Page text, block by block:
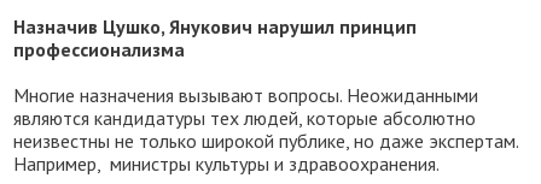
Назначив Цушко, Янукович нарушил принцип
профессионализма
Многие назначения вызывают вопросы. Неожиданными
являются кандидатуры тех людей, которые абсолютно
неизвестны не только широкой публике, но даже экспертам.
Например, министры культуры и здравоохранения.